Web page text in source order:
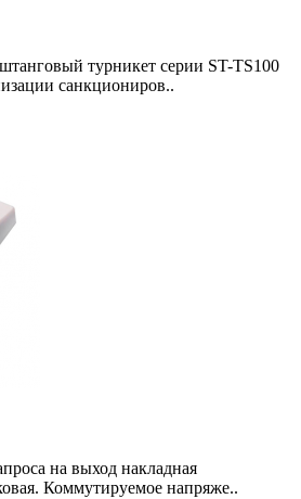
турникет серии ST-TS100
санкциониров..
на выход накладная
Коммутируемое напряже..